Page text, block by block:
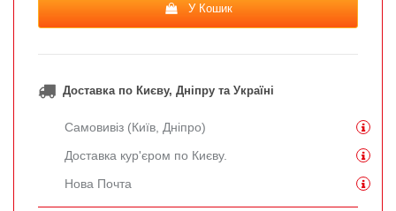
У Кошик
Доставка по Києву, Дніпру та Україні
Самовивіз (Київ, Дніпро)
Доставка кур'єром по Києву.
Нова Почта